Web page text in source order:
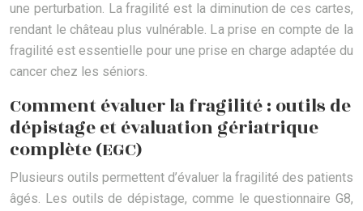
une perturbation. La fragilité est la diminution de ces cartes,
rendant le château plus vulnérable. La prise en compte de la
fragilité est essentielle pour une prise en charge adaptée du
cancer chez les séniors.
Comment évaluer la fragilité : outils de
dépistage et évaluation gériatrique
complète (EGC)
Plusieurs outils permettent d’évaluer la fragilité des patients
âgés. Les outils de dépistage, comme le questionnaire G8,